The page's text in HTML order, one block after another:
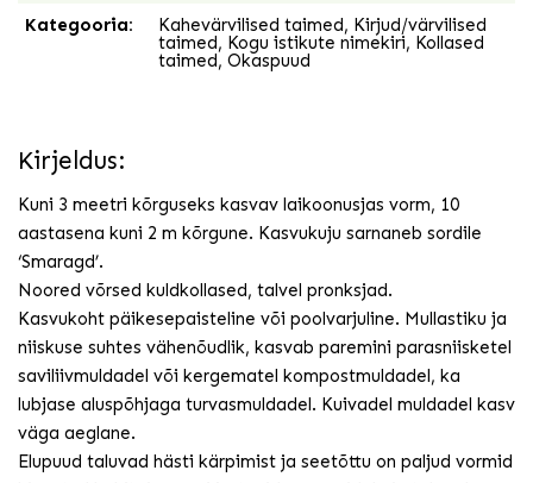
Kategooria: Kahevärvilised taimed, Kirjud/värvilised
taimed, Kogu istikute nimekiri, Kollased
taimed, Okaspuud
Kirjeldus:
Kuni 3 meetri kõrguseks kasvav laikoonusjas vorm, 10
aastasena kuni 2 m kõrgune. Kasvukuju sarnaneb sordile
‘Smaragd’.
Noored võrsed kuldkollased, talvel pronksjad.
Kasvukoht päikesepaisteline või poolvarjuline. Mullastiku ja
niiskuse suhtes vähenõudlik, kasvab paremini parasniisketel
saviliivmuldadel või kergematel kompostmuldadel, ka
lubjase aluspõhjaga turvasmuldadel. Kuivadel muldadel kasv
väga aeglane.
Elupuud taluvad hästi kärpimist ja seetõttu on paljud vormid